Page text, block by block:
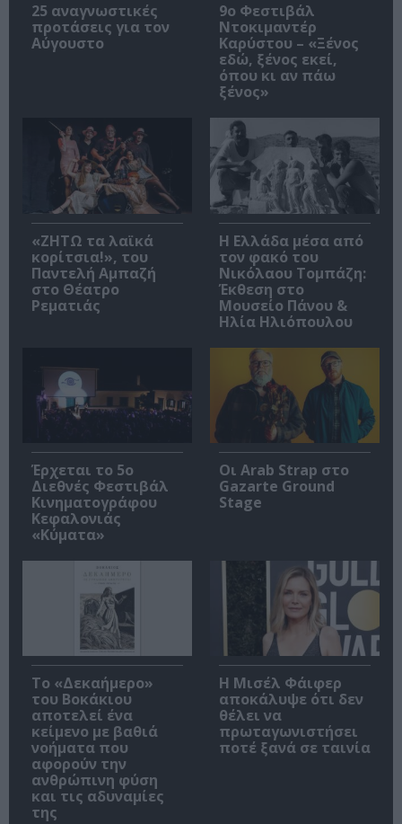
25 αναγνωστικές
προτάσεις για τον
Αύγουστο
9ο Φεστιβάλ
Ντοκιμαντέρ
Καρύστου – «Ξένος
εδώ, ξένος εκεί,
όπου κι αν πάω
ξένος»
«ΖΗΤΩ τα λαϊκά
κορίτσια!», του
Παντελή Αμπαζή
στο Θέατρο
Ρεματιάς
Η Ελλάδα μέσα από
τον φακό του
Νικόλαου Τομπάζη:
Έκθεση στο
Μουσείο Πάνου &
Ηλία Ηλιόπουλου
Έρχεται το 5ο
Διεθνές Φεστιβάλ
Κινηματογράφου
Κεφαλονιάς
«Κύματα»
Οι Arab Strap στο
Gazarte Ground
Stage
Το «Δεκαήμερο»
του Βοκάκιου
αποτελεί ένα
κείμενο με βαθιά
νοήματα που
αφορούν την
ανθρώπινη φύση
και τις αδυναμίες
της
Η Μισέλ Φάιφερ
αποκάλυψε ότι δεν
θέλει να
πρωταγωνιστήσει
ποτέ ξανά σε ταινία